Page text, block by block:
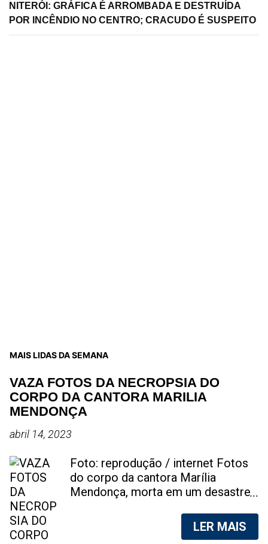
NITERÓI: GRÁFICA É ARROMBADA E DESTRUÍDA
POR INCÊNDIO NO CENTRO; CRACUDO É SUSPEITO
MAIS LIDAS DA SEMANA
VAZA FOTOS DA NECROPSIA DO
CORPO DA CANTORA MARILIA
MENDONÇA
abril 14, 2023
Foto: reprodução / internet Fotos
do corpo da cantora Marília
Mendonça, morta em um desastre
foram vazadas na internet. A
divulgação de fotos do corpo de
LER MAIS